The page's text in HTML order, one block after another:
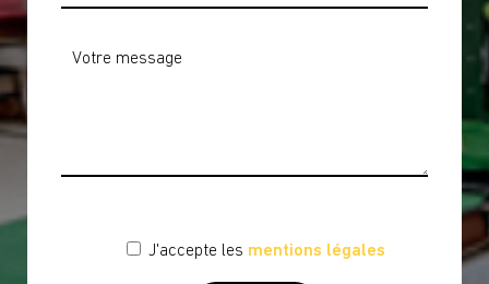
J'accepte les mentions légales